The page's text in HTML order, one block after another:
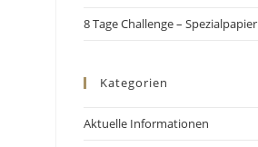
8 Tage Challenge – Spezialpapier
Kategorien
Aktuelle Informationen